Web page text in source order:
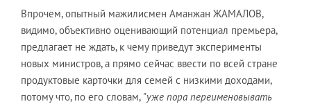
Впрочем, опытный мажилисмен Аманжан ЖАМАЛОВ,
видимо, объективно оценивающий потенциал премьера,
предлагает не ждать, к чему приведут эксперименты
новых министров, а прямо сейчас ввести по всей стране
продуктовые карточки для семей с низкими доходами,
потому что, по его словам, "уже пора переименовывать